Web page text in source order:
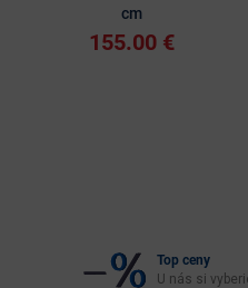
cm
155.00 €
Top ceny
U nás si